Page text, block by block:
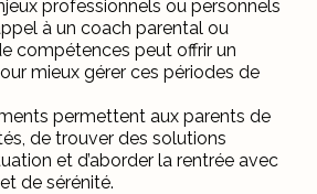
professionnels ou personnels
à un coach parental ou
compétences peut offrir un
mieux gérer ces périodes de
permettent aux parents de
de trouver des solutions
et d’aborder la rentrée avec
de sérénité.